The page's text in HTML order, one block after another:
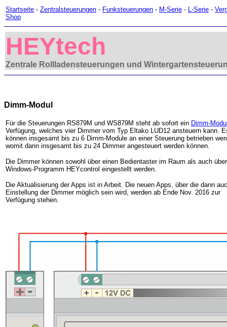
Startseite - Zentralsteuerungen - Funksteuerungen - M-Serie - L-Serie -
Shop
HEYtech
Zentrale Rollladensteuerungen und
Dimm-Modul
Für die Steuerungen RS879M und WS879M steht ab sofort ein Dimm-
Verfügung, welches vier Dimmer vom Typ Eltako LUD12 ansteuern kann.
können insgesamt bis zu 6 Dimm-Module an einer Steuerung betrieben
womit dann insgesamt bis zu 24 Dimmer angesteuert werden können.
Die Dimmer können sowohl über einen Bedientaster im Raum als auch
Windows-Programm HEYcontrol eingestellt werden.
Die Aktualisierung der Apps ist in Arbeit. Die neuen Apps, über die dann
Einstellung der Dimmer möglich sein wird, werden ab Ende Nov. 2016 zur
Verfügung stehen.